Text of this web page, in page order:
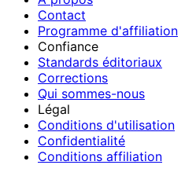
Contact
Programme d'affiliation
Confiance
Standards éditoriaux
Corrections
Qui sommes-nous
Légal
Conditions d'utilisation
Confidentialité
Conditions affiliation